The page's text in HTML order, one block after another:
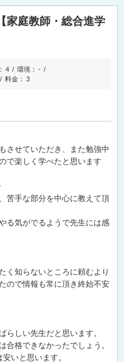
家庭教師・総合進学
4 環境： -
料金： 3
させていただき、また勉強中
で楽しく学べたと思います
苦手な部分を中心に教えて頂
る気がでるようで先生には感
く知らないところに頼むより
ので情報も常に頂き終始不安
らしい先生だと思います。
合格できなかったでしょう。
いと思います。